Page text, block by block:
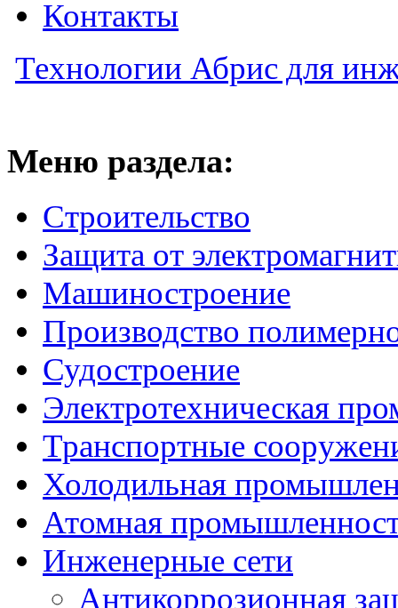
Контакты
Технологии Абрис для
Меню раздела:
Строительство
Защита от
Машиностроение
Производство
Судостроение
Электротехническая
Транспортные
Холодильная
Атомная
Инженерные сети
Антикоррозионная